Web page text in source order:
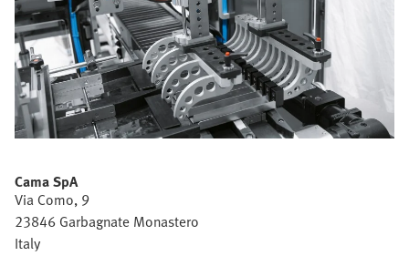
Cama SpA
Via Como, 9
23846 Garbagnate Monastero
Italy